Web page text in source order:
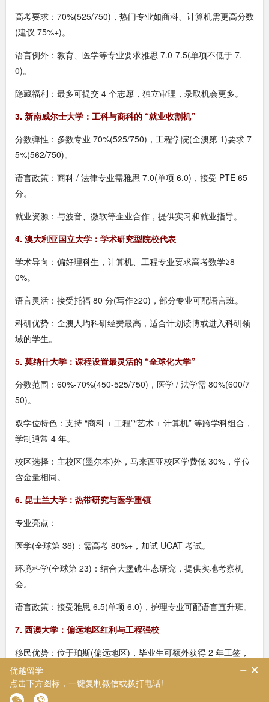
高考要求：70%(525/750)，热门专业如商科、计算机需更高分数
(建议 75%+)。
语言例外：教育、医学等专业要求雅思 7.0-7.5(单项不低于 7.
0)。
隐藏福利：最多可提交 4 个志愿，独立审理，录取机会更多。
3. 新南威尔士大学：工科与商科的 “就业收割机”
分数弹性：多数专业 70%(525/750)，工程学院(全澳第 1)要求 7
5%(562/750)。
语言政策：商科 / 法律专业需雅思 7.0(单项 6.0)，接受 PTE 65
分。
就业资源：与波音、微软等企业合作，提供实习和就业指导。
4. 澳大利亚国立大学：学术研究型院校代表
学术导向：偏好理科生，计算机、工程专业要求高考数学≥8
0%。
语言灵活：接受托福 80 分(写作≥20)，部分专业可配语言班。
科研优势：全澳人均科研经费最高，适合计划读博或进入科研领
域的学生。
5. 莫纳什大学：课程设置最灵活的 “全球化大学”
分数范围：60%-70%(450-525/750)，医学 / 法学需 80%(600/7
50)。
双学位特色：支持 “商科 + 工程”“艺术 + 计算机” 等跨学科组合，
学制通常 4 年。
校区选择：主校区(墨尔本)外，马来西亚校区学费低 30%，学位
含金量相同。
6. 昆士兰大学：热带研究与医学重镇
专业亮点：
医学(全球第 36)：需高考 80%+，加试 UCAT 考试。
环境科学(全球第 23)：结合大堡礁生态研究，提供实地考察机
会。
语言政策：接受雅思 6.5(单项 6.0)，护理专业可配语言直升班。
7. 西澳大学：偏远地区红利与工程强校
移民优势：位于珀斯(偏远地区)，毕业生可额外获得 2 年工签，
州担保政策宽松。
工程专业：石油工程(全澳第 2)、采矿工程(全球第 5)，高考要求